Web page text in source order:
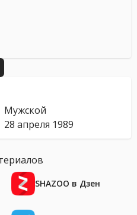
Мужской
28 апреля 1989
SHAZOO в Дзен